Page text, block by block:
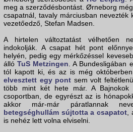
meg a szerződésbontást. Ørneborg
csapatnál, tavaly márciusban nevezték
vezetőedző, Stefan Madsen.
A hirtelen változtatást vélhetően
indokolják. A csapat hét pont
helyén, pedig egy mérkőzéssel
állóTuS Metzingen . A Bundesligában
tól kapott ki, és az is még
elvesztett egy pont sem volt
több mint két hete már. A Bajnokok
csoportban, de egyrészt az is
akkor már-már páratlannak
betegséghullám sújtotta a csapatot
is nehéz lett volna elviselni.